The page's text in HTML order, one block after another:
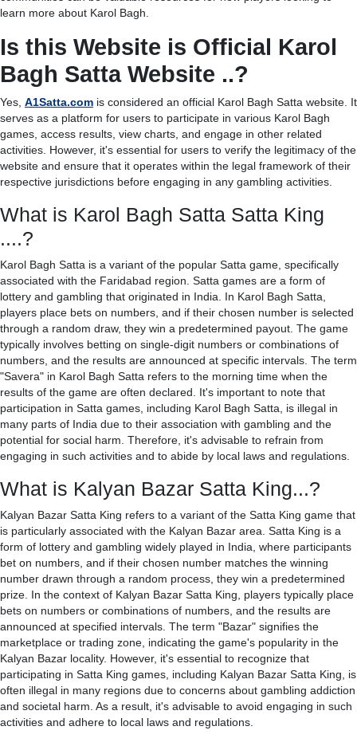
learn more about Karol Bagh.
Is this Website is Official Karol
Bagh Satta Website ..?
Yes, A1Satta.com is considered an official Karol Bagh Satta website. It
serves as a platform for users to participate in various Karol Bagh
games, access results, view charts, and engage in other related
activities. However, it's essential for users to verify the legitimacy of the
website and ensure that it operates within the legal framework of their
respective jurisdictions before engaging in any gambling activities.
What is Karol Bagh Satta Satta King
....?
Karol Bagh Satta is a variant of the popular Satta game, specifically
associated with the Faridabad region. Satta games are a form of
lottery and gambling that originated in India. In Karol Bagh Satta,
players place bets on numbers, and if their chosen number is selected
through a random draw, they win a predetermined payout. The game
typically involves betting on single-digit numbers or combinations of
numbers, and the results are announced at specific intervals. The term
"Savera" in Karol Bagh Satta refers to the morning time when the
results of the game are often declared. It's important to note that
participation in Satta games, including Karol Bagh Satta, is illegal in
many parts of India due to their association with gambling and the
potential for social harm. Therefore, it's advisable to refrain from
engaging in such activities and to abide by local laws and regulations.
What is Kalyan Bazar Satta King...?
Kalyan Bazar Satta King refers to a variant of the Satta King game that
is particularly associated with the Kalyan Bazar area. Satta King is a
form of lottery and gambling widely played in India, where participants
bet on numbers, and if their chosen number matches the winning
number drawn through a random process, they win a predetermined
prize. In the context of Kalyan Bazar Satta King, players typically place
bets on numbers or combinations of numbers, and the results are
announced at specified intervals. The term "Bazar" signifies the
marketplace or trading zone, indicating the game's popularity in the
Kalyan Bazar locality. However, it's essential to recognize that
participating in Satta King games, including Kalyan Bazar Satta King, is
often illegal in many regions due to concerns about gambling addiction
and societal harm. As a result, it's advisable to avoid engaging in such
activities and adhere to local laws and regulations.